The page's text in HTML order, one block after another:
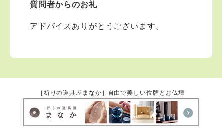
質問者からのお礼
アドバイスありがとうございます。
［祈りの道具屋まなか］自由で美しい位牌とお仏壇